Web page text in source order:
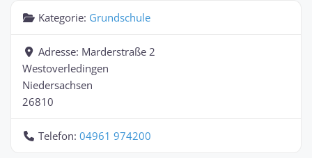
Kategorie: Grundschule
Adresse: Marderstraße 2
Westoverledingen
Niedersachsen
26810
Telefon: 04961 974200